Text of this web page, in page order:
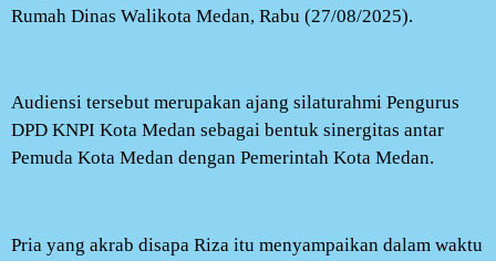
Rumah Dinas Walikota Medan, Rabu (27/08/2025).
Audiensi tersebut merupakan ajang silaturahmi Pengurus
DPD KNPI Kota Medan sebagai bentuk sinergitas antar
Pemuda Kota Medan dengan Pemerintah Kota Medan.
Pria yang akrab disapa Riza itu menyampaikan dalam waktu